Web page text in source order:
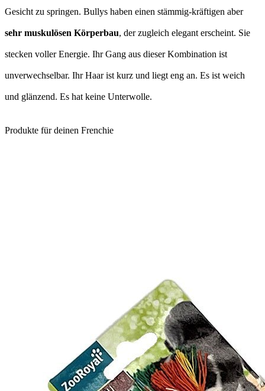
Gesicht zu springen. Bullys haben einen stämmig-kräftigen aber
sehr muskulösen Körperbau, der zugleich elegant erscheint. Sie
stecken voller Energie. Ihr Gang aus dieser Kombination ist
unverwechselbar. Ihr Haar ist kurz und liegt eng an. Es ist weich
und glänzend. Es hat keine Unterwolle.
Produkte für deinen Frenchie